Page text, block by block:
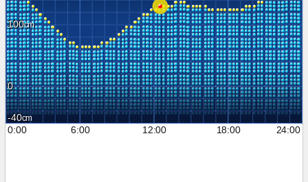
100
0
-40
0:00
6:00 12:00 18:00 24:00